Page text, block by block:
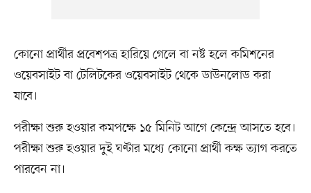
কোনো প্রার্থীর প্রবেশপত্র হারিয়ে গেলে বা নষ্ট হলে কমিশনের
ওয়েবসাইট বা টেলিটকের ওয়েবসাইট থেকে ডাউনলোড করা
যাবে।
পরীক্ষা শুরু হওয়ার কমপক্ষে ১৫ মিনিট আগে কেন্দ্রে আসতে হবে।
পরীক্ষা শুরু হওয়ার দুই ঘণ্টার মধ্যে কোনো প্রার্থী কক্ষ ত্যাগ করতে
পারবেন না।